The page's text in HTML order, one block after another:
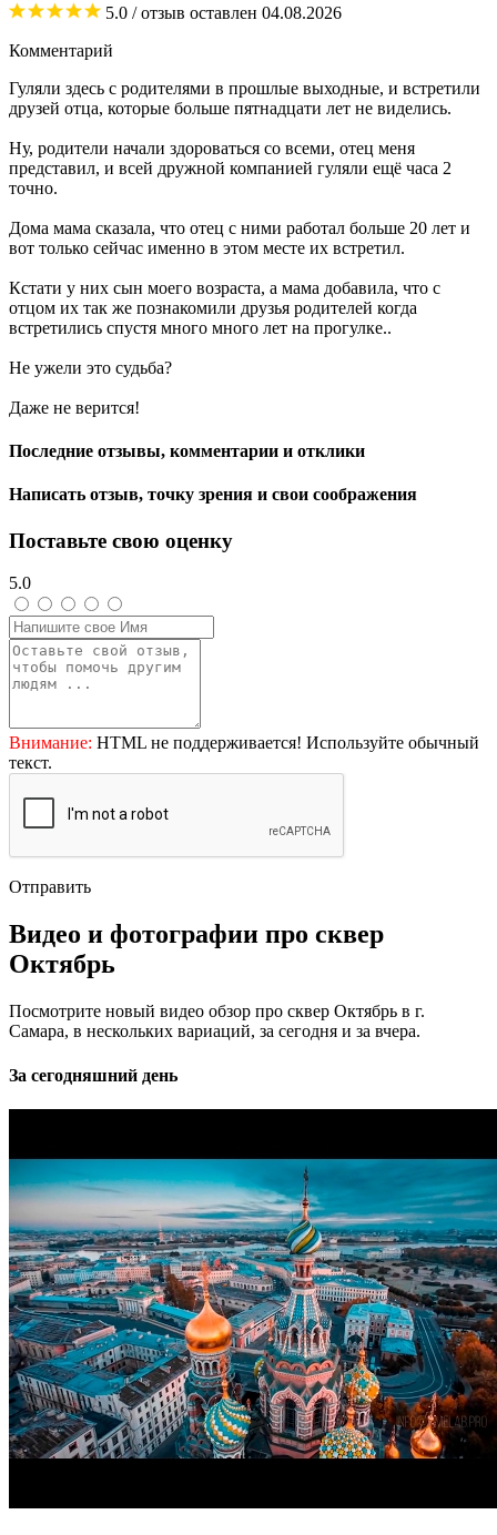
5.0 / отзыв оставлен 04.08.2026
Комментарий
Гуляли здесь с родителями в прошлые выходные, и встретили
друзей отца, которые больше пятнадцати лет не виделись.
Ну, родители начали здороваться со всеми, отец меня
представил, и всей дружной компанией гуляли ещё часа 2
точно.
Дома мама сказала, что отец с ними работал больше 20 лет и
вот только сейчас именно в этом месте их встретил.
Кстати у них сын моего возраста, а мама добавила, что с
отцом их так же познакомили друзья родителей когда
встретились спустя много много лет на прогулке..
Не ужели это судьба?
Даже не верится!
Последние отзывы, комментарии и отклики
Написать отзыв, точку зрения и свои соображения
Поставьте свою оценку
5.0
Внимание: HTML не поддерживается! Используйте обычный
текст.
Отправить
Видео и фотографии про сквер
Октябрь
Посмотрите новый видео обзор про сквер Октябрь в г.
Самара, в нескольких вариаций, за сегодня и за вчера.
За сегодняшний день